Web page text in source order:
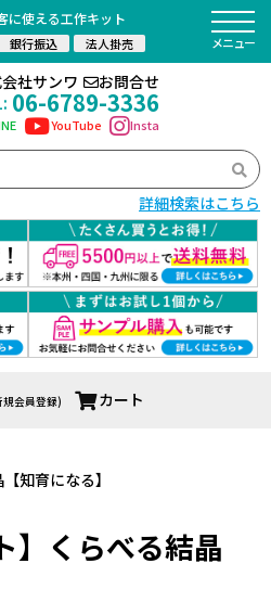
に使える工作キット
銀行振込 法人掛売
詳細検索はこちら
社サンワ お問合せ
06-6789-3336
YouTube Insta
規会員登録) カート
知育になる】
】くらべる結晶